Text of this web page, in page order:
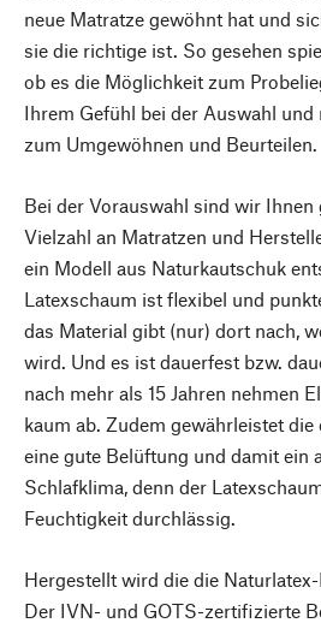
neue Matratze gewöhnt hat und
sie die richtige ist. So gesehen
ob es die Möglichkeit zum
Ihrem Gefühl bei der Auswahl
zum Umgewöhnen und Beurteilen.
Bei der Vorauswahl sind wir
Vielzahl an Matratzen und
ein Modell aus Naturkautschuk
Latexschaum ist flexibel und
das Material gibt (nur) dort nach,
wird. Und es ist dauerfest bzw.
nach mehr als 15 Jahren nehmen
kaum ab. Zudem gewährleistet
eine gute Belüftung und damit ein
Schlafklima, denn der
Feuchtigkeit durchlässig.
Hergestellt wird die die
Der IVN- und GOTS-zertifizierte